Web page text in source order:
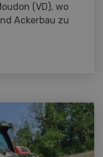
(VD), wo
Ackerbau zu